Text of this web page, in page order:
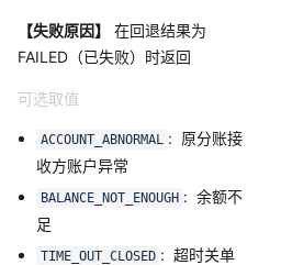
【失败原因】
在回退结果为
FAILED（已失败）时返回
可选取值
ACCOUNT_ABNORMAL
: 原分账接
收方账户异常
BALANCE_NOT_ENOUGH : 余额不
足
TIME_OUT_CLOSED : 超时关单